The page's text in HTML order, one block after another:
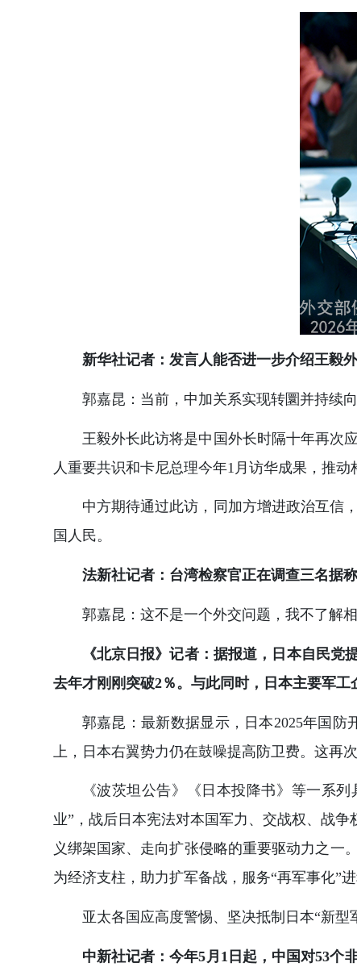
新华社记者：发言人能否进一步介绍王毅
郭嘉昆：当前，中加关系实现转圜并持续
王毅外长此访将是中国外长时隔十年再次
人重要共识和卡尼总理今年1月访华成果，推
中方期待通过此访，同加方增进政治互信
国人民。
法新社记者：台湾检察官正在调查三名据
郭嘉昆：这不是一个外交问题，我不了解相
《北京日报》记者：据报道，日本自民
去年才刚刚突破2％。与此同时，日本主要军
郭嘉昆：最新数据显示，日本2025年国防
上，日本右翼势力仍在鼓噪提高防卫费。这再
《波茨坦公告》《日本投降书》等一系
业”，战后日本宪法对本国军力、交战权、战
义绑架国家、走向扩张侵略的重要驱动力之一
为经济支柱，助力扩军备战，服务“再军事化”进
亚太各国应高度警惕、坚决抵制日本“新型
中新社记者：今年5月1日起，中国对53个